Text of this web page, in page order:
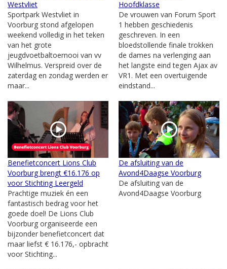
Westvliet
Sportpark Westvliet in
Voorburg stond afgelopen
weekend volledig in het teken
van het grote
jeugdvoetbaltoernooi van vv
Wilhelmus. Verspreid over de
zaterdag en zondag werden er
maar...
Hoofdklasse
De vrouwen van Forum Sport
1 hebben geschiedenis
geschreven. In een
bloedstollende finale trokken
de dames na verlenging aan
het langste eind tegen Ajax av
VR1. Met een overtuigende
eindstand...
Benefietconcert Lions Club
Voorburg brengt €16.176 op
voor Stichting Leergeld
Prachtige muziek én een
fantastisch bedrag voor het
goede doel! De Lions Club
Voorburg organiseerde een
bijzonder benefietconcert dat
maar liefst € 16.176,- opbracht
voor Stichting...
De afsluiting van de
Avond4Daagse Voorburg
De afsluiting van de
Avond4Daagse Voorburg